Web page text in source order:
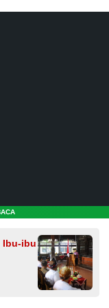
Ibu-ibu